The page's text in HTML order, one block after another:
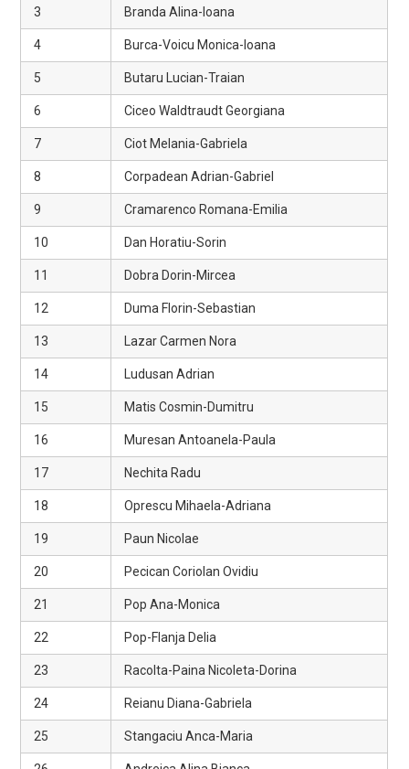
3 Branda Alina-Ioana
4 Burca-Voicu Monica-Ioana
5 Butaru Lucian-Traian
6 Ciceo Waldtraudt Georgiana
7 Ciot Melania-Gabriela
8 Corpadean Adrian-Gabriel
9 Cramarenco Romana-Emilia
10 Dan Horatiu-Sorin
11 Dobra Dorin-Mircea
12 Duma Florin-Sebastian
13 Lazar Carmen Nora
14 Ludusan Adrian
15 Matis Cosmin-Dumitru
16 Muresan Antoanela-Paula
17 Nechita Radu
18 Oprescu Mihaela-Adriana
19 Paun Nicolae
20 Pecican Coriolan Ovidiu
21 Pop Ana-Monica
22 Pop-Flanja Delia
23 Racolta-Paina Nicoleta-Dorina
24 Reianu Diana-Gabriela
25 Stangaciu Anca-Maria